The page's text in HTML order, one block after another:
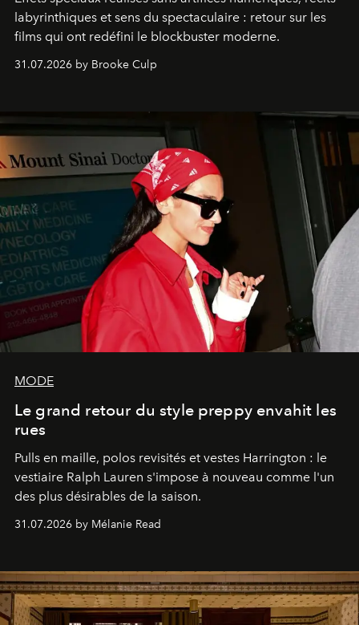
labyrinthiques et sens du spectaculaire : retour sur les
films qui ont redéfini le blockbuster moderne.
31.07.2026 by Brooke Culp
MODE
Le grand retour du style preppy envahit les
rues
Pulls en maille, polos revisités et vestes Harrington : le
vestiaire Ralph Lauren s'impose à nouveau comme l'un
des plus désirables de la saison.
31.07.2026 by Mélanie Read